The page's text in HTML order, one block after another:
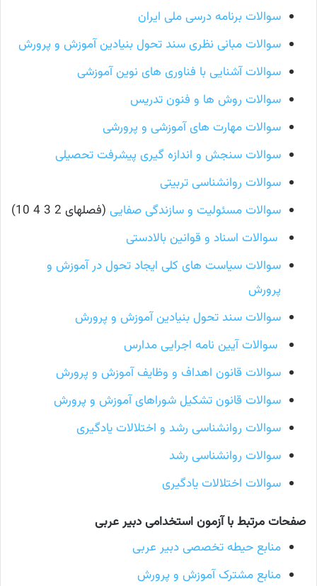
سوالات برنامه درسی ملی ایران
سوالات مبانی نظری سند تحول بنیادین آموزش و پرورش
سوالات آشنایی با فناوری های نوین آموزشی
سوالات روش ها و فنون تدریس
سوالات مهارت های آموزشی و پرورشی
سوالات سنجش و اندازه گیری پیشرفت تحصیلی
سوالات روانشناسی تربیتی
سوالات مسئولیت و سازندگی صفایی (فصلهای 2 3 4 10)
سوالات اسناد و قوانین بالادستی
سوالات سیاست های کلی ایجاد تحول در آموزش و
پرورش
سوالات سند تحول بنیادین آموزش و پرورش
سوالات آیین نامه اجرایی مدارس
سوالات قانون اهداف و وظایف آموزش و پرورش
سوالات قانون تشکیل شوراهای آموزش و پرورش
سوالات روانشناسی رشد و اختلالات یادگیری
سوالات روانشناسی رشد
سوالات اختلالات یادگیری
صفحات مرتبط با آزمون استخدامی دبیر عربی
منابع حیطه تخصصی دبیر عربی
منابع مشترک آموزش و پرورش